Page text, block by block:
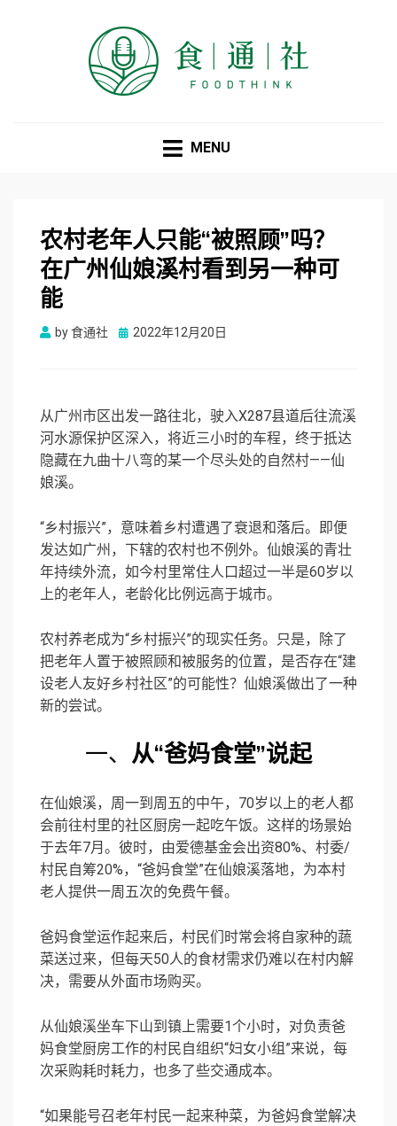
MENU
农村老年人只能“被照顾”吗？
在广州仙娘溪村看到另一种可
能
by食通社
Posted
2022年12月20日
从广州市区出发一路往北，驶入X287县道后往流溪
河水源保护区深入，将近三小时的车程，终于抵达
隐藏在九曲十八弯的某一个尽头处的自然村——仙
娘溪。
“乡村振兴”，意味着乡村遭遇了衰退和落后。即便
发达如广州，下辖的农村也不例外。仙娘溪的青壮
年持续外流，如今村里常住人口超过一半是60岁以
上的老年人，老龄化比例远高于城市。
农村养老成为“乡村振兴”的现实任务。只是，除了
把老年人置于被照顾和被服务的位置，是否存在“建
设老人友好乡村社区”的可能性？仙娘溪做出了一种
新的尝试。
一、 从“爸妈食堂”说起
在仙娘溪，周一到周五的中午，70岁以上的老人都
会前往村里的社区厨房一起吃午饭。这样的场景始
于去年7月。彼时，由爱德基金会出资80%、村委/
村民自筹20%，“爸妈食堂”在仙娘溪落地，为本村
老人提供一周五次的免费午餐。
爸妈食堂运作起来后，村民们时常会将自家种的蔬
菜送过来，但每天50人的食材需求仍难以在村内解
决，需要从外面市场购买。
从仙娘溪坐车下山到镇上需要1个小时，对负责爸
妈食堂厨房工作的村民自组织“妇女小组”来说，每
次采购耗时耗力，也多了些交通成本。
“如果能号召老年村民一起来种菜，为爸妈食堂解决